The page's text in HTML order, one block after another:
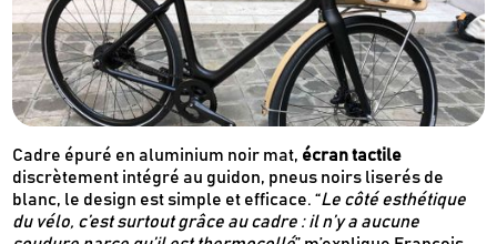
Cadre épuré en aluminium noir mat, écran tactile
discrètement intégré au guidon, pneus noirs liserés de
blanc, le design est simple et efficace. “Le côté esthétique
du vélo, c’est surtout grâce au cadre : il n’y a aucune